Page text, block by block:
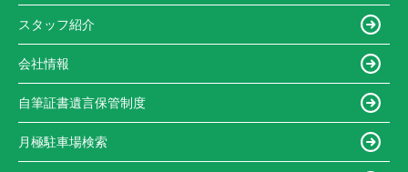
スタッフ紹介
会社情報
自筆証書遺言保管制度
月極駐車場検索